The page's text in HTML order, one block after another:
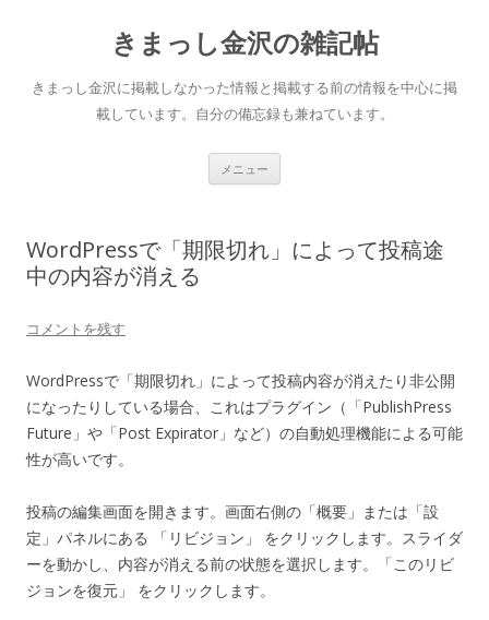
きまっし金沢の雑記帖
きまっし金沢に掲載しなかった情報と掲載する前の情報を中心に掲
載しています。自分の備忘録も兼ねています。
メニュー
ス
キ
WordPressで「期限切れ」によって投稿途
中の内容が消える
コメントを残す
WordPressで「期限切れ」によって投稿内容が消えたり非公開
になったりしている場合、これはプラグイン（「PublishPress
Future」や「Post Expirator」など）の自動処理機能による可能
性が高いです。
投稿の編集画面を開きます。画面右側の「概要」または「設
定」パネルにある 「リビジョン」 をクリックします。スライダ
ーを動かし、内容が消える前の状態を選択します。「このリビ
ジョンを復元」 をクリックします。